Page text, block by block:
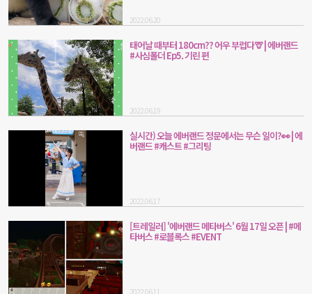
2022.06.20
태어날 때부터 180cm?? 어우 부럽다🦒 | 에버랜드
#사심폴더 Ep5. 기린 편
2022.06.19
실시간) 오늘 에버랜드 정문에서는 무슨 일이?👀 | 에
버랜드 #캐스트 #그리팅
2022.06.17
[트레일러] '에버랜드 메타버스' 6월 17일 오픈 | #메
타버스 #로블록스 #EVENT
2022.06.11